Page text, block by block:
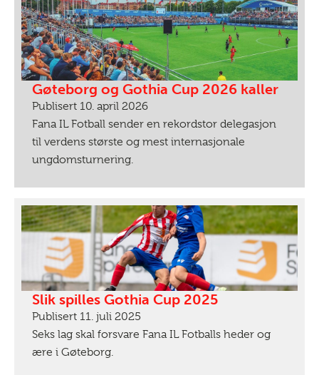
Gøteborg og Gothia Cup 2026 kaller
Publisert 10. april 2026
Fana IL Fotball sender en rekordstor delegasjon
til verdens største og mest internasjonale
ungdomsturnering.
Slik spilles Gothia Cup 2025
Publisert 11. juli 2025
Seks lag skal forsvare Fana IL Fotballs heder og
ære i Gøteborg.